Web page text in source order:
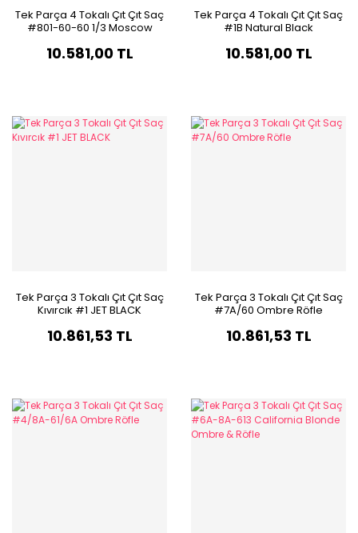
Tek Parça 4 Tokalı Çıt Çıt Saç
#801-60-60 1/3 Moscow
10.581,00 TL
Tek Parça 4 Tokalı Çıt Çıt Saç
#1B Natural Black
10.581,00 TL
Tek Parça 3 Tokalı Çıt Çıt Saç
Kıvırcık #1 JET BLACK
10.861,53 TL
Tek Parça 3 Tokalı Çıt Çıt Saç
#7A/60 Ombre Röfle
10.861,53 TL